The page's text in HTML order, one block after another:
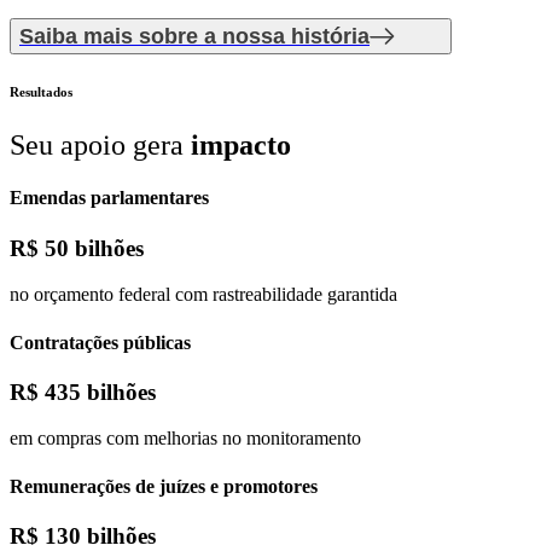
Saiba mais sobre a nossa história
Resultados
Seu apoio gera impacto
Emendas parlamentares
R$ 50 bilhões
no orçamento federal com rastreabilidade garantida
Contratações públicas
R$ 435 bilhões
em compras com melhorias no monitoramento
Remunerações de juízes e promotores
R$ 130 bilhões